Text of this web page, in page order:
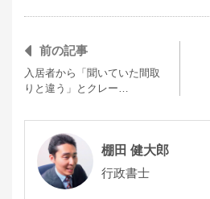
前の記事
入居者から「聞いていた間取
りと違う」とクレー…
棚田 健大郎
行政書士